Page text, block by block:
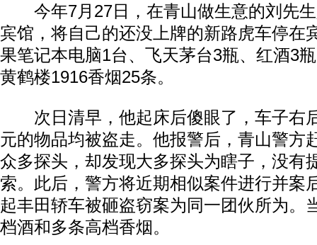
今年7月27日，在青山做生意的刘先生
宾馆，将自己的还没上牌的新路虎车停在
果笔记本电脑1台、飞天茅台3瓶、红酒3
黄鹤楼1916香烟25条。
次日清早，他起床后傻眼了，车子右
元的物品均被盗走。他报警后，青山警方
众多探头，却发现大多探头为瞎子，没有
索。此后，警方将近期相似案件进行并案
起丰田轿车被砸盗窃案为同一团伙所为。
档酒和多条高档香烟。